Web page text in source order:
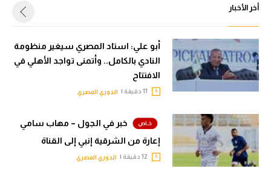
أخر الأخبار
أبو علي: استاد المصري سيغير منظومة
النادي بالكامل.. وأتمنى تواجد الأهلي في
الافتتاح
الدوري المصري
خبر في الجول – مهاب سامي
إعارة من الشرقية إنبي إلى القناة
الدوري المصري